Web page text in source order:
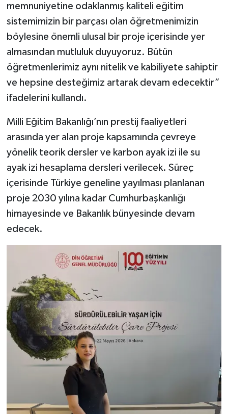
memnuniyetine odaklanmış kaliteli eğitim
sistemimizin bir parçası olan öğretmenimizin
böylesine önemli ulusal bir proje içerisinde yer
almasından mutluluk duyuyoruz. Bütün
öğretmenlerimiz aynı nitelik ve kabiliyete sahiptir
ve hepsine desteğimiz artarak devam edecektir”
ifadelerini kullandı.
Milli Eğitim Bakanlığı’nın prestij faaliyetleri
arasında yer alan proje kapsamında çevreye
yönelik teorik dersler ve karbon ayak izi ile su
ayak izi hesaplama dersleri verilecek. Süreç
içerisinde Türkiye geneline yayılması planlanan
proje 2030 yılına kadar Cumhurbaşkanlığı
himayesinde ve Bakanlık bünyesinde devam
edecek.